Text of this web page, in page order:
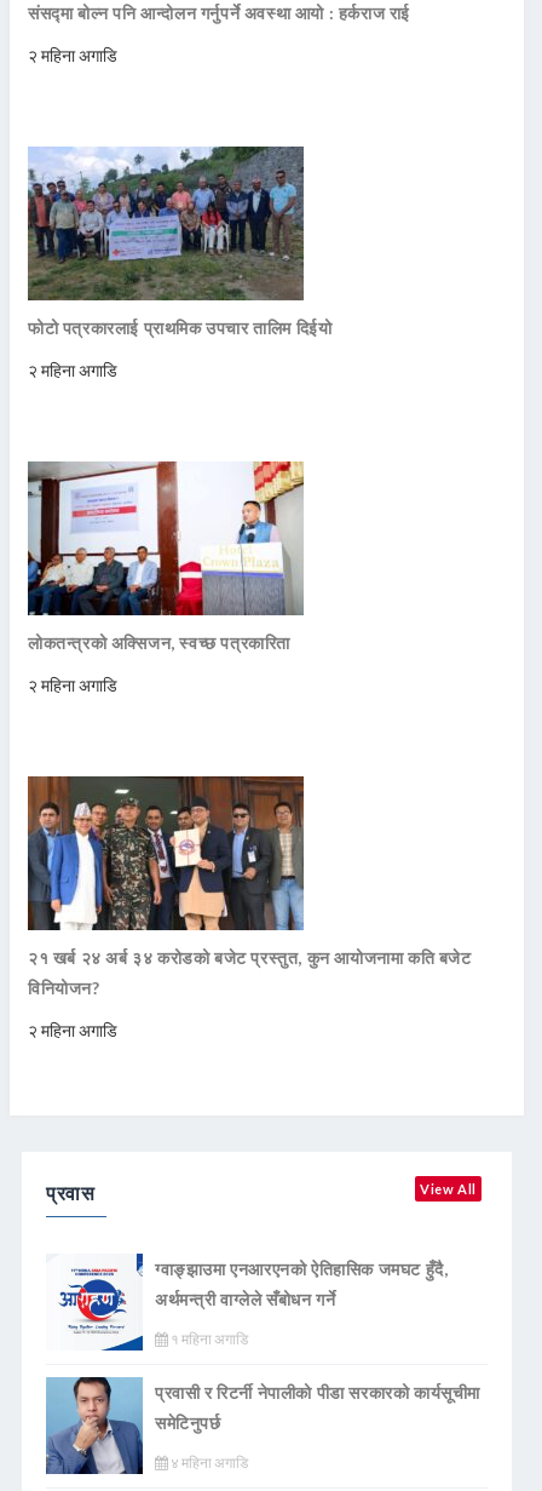
संसद्मा बोल्न पनि आन्दोलन गर्नुपर्ने अवस्था आयो : हर्कराज राई
२ महिना अगाडि
फोटो पत्रकारलाई प्राथमिक उपचार तालिम दिईयो
२ महिना अगाडि
लोकतन्त्रको अक्सिजन, स्वच्छ पत्रकारिता
२ महिना अगाडि
२१ खर्ब २४ अर्ब ३४ करोडको बजेट प्रस्तुत, कुन आयोजनामा कति बजेट
विनियोजन?
२ महिना अगाडि
प्रवास View All
ग्वाङ्झाउमा एनआरएनको ऐतिहासिक जमघट हुँदै,
अर्थमन्त्री वाग्लेले सँबोधन गर्ने
१ महिना अगाडि
प्रवासी र रिटर्नी नेपालीको पीडा सरकारको कार्यसूचीमा
समेटिनुपर्छ
४ महिना अगाडि